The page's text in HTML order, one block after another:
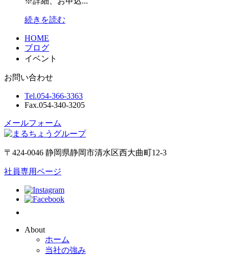
続きを読む
HOME
ブログ
イベント
お問い合わせ
Tel.054-366-3363
Fax.054-340-3205
メールフォーム
〒424-0046 静岡県静岡市清水区西大曲町12-3
社員専用ページ
About
ホーム
当社の強み